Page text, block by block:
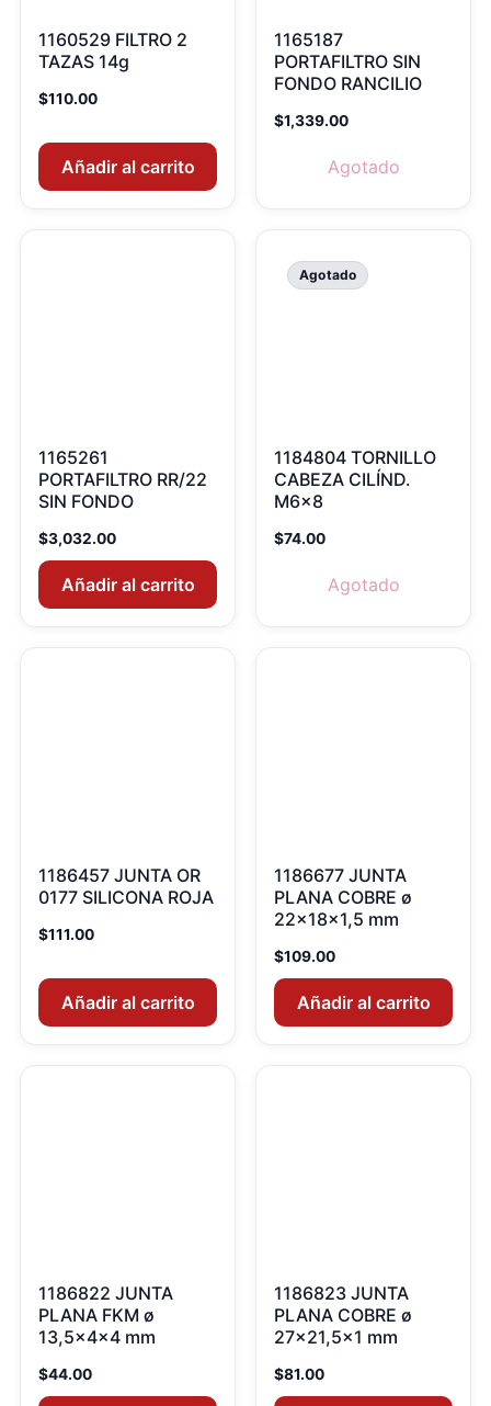
1160529 FILTRO 2
TAZAS 14g
$110.00
Añadir al carrito
1165187
PORTAFILTRO SIN
FONDO RANCILIO
$1,339.00
Agotado
1165261
PORTAFILTRO RR/22
SIN FONDO
$3,032.00
Añadir al carrito
Agotado
1184804 TORNILLO
CABEZA CILÍND.
M6x8
$74.00
Agotado
1186457 JUNTA OR
0177 SILICONA ROJA
$111.00
Añadir al carrito
1186677 JUNTA
PLANA COBRE ø
22x18x1,5 mm
$109.00
Añadir al carrito
1186822 JUNTA
PLANA FKM ø
13,5x4x4 mm
$44.00
1186823 JUNTA
PLANA COBRE ø
27×21,5×1 mm
$81.00